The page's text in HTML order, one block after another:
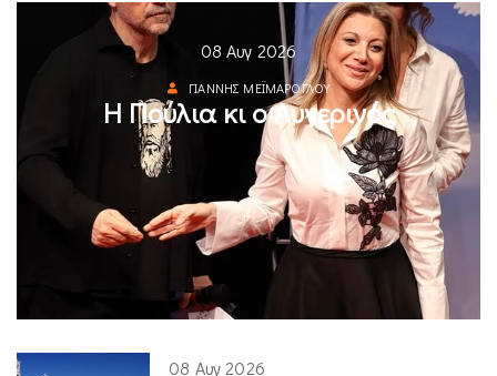
08 Αυγ 2026
ΓΙΆΝΝΗΣ ΜΕΪΜΆΡΟΓΛΟΥ
Η Πούλια κι ο Αυγερινός
08 Αυγ 2026